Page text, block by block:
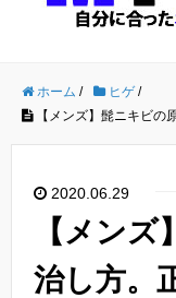
ホーム / ヒゲ/
【メンズ】髭ニキビ
2020.06.29
【メン
治し方。